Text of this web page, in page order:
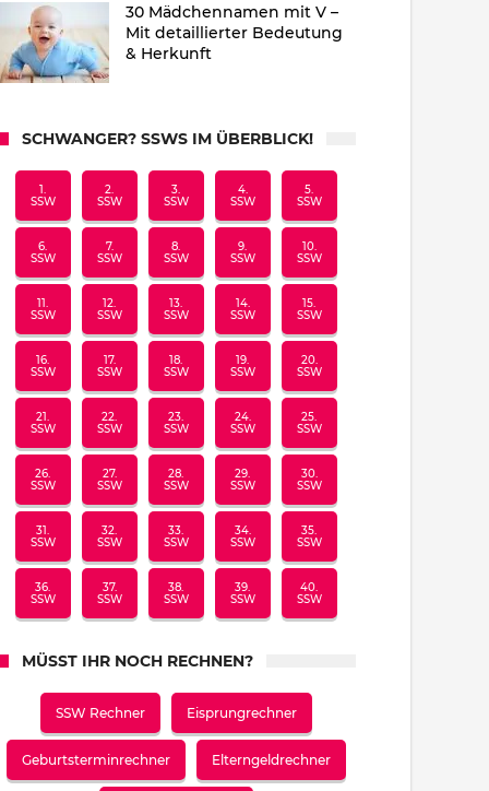
30 Mädchennamen mit V –
Mit detaillierter Bedeutung
& Herkunft
SCHWANGER? SSWS IM ÜBERBLICK!
1.
SSW
2.
SSW
3.
SSW
4.
SSW
5.
SSW
6.
SSW
7.
SSW
8.
SSW
9.
SSW
10.
SSW
11.
SSW
12.
SSW
13.
SSW
14.
SSW
15.
SSW
16.
SSW
17.
SSW
18.
SSW
19.
SSW
20.
SSW
21.
SSW
22.
SSW
23.
SSW
24.
SSW
25.
SSW
26.
SSW
27.
SSW
28.
SSW
29.
SSW
30.
SSW
31.
SSW
32.
SSW
33.
SSW
34.
SSW
35.
SSW
36.
SSW
37.
SSW
38.
SSW
39.
SSW
40.
SSW
MÜSST IHR NOCH RECHNEN?
SSW Rechner Eisprungrechner
Geburtsterminrechner Elterngeldrechner